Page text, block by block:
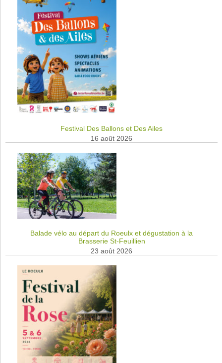
Festival Des Ballons et Des Ailes
16 août 2026
Balade vélo au départ du Roeulx et dégustation à la
Brasserie St-Feuillien
23 août 2026